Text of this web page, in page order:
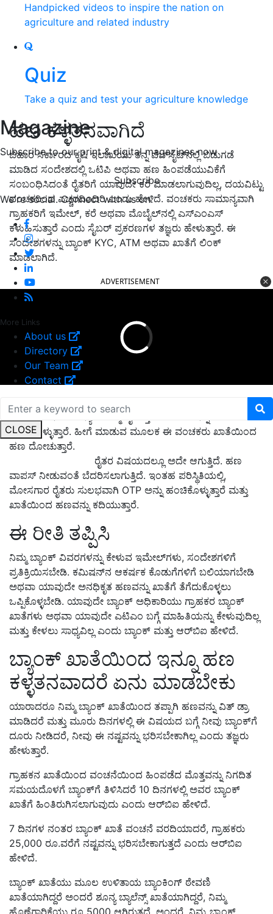
Handpicked videos to inspire the nation on
agriculture and related industry
Quiz
Take a quiz and test your agriculture knowledge
Magazine
Subscribe to our print & digital magazines now
Subscribe
We're social. Connect with us on:
More Links
About us
Directory
Our Team
Contact
CLOSE
ಹಣ ಕಳ್ಳತನವಾಗಿದೆ
ಬಿಹಾರ ಸರ್ಕಾರದ ಕೃಷಿ ಇಲಾಖೆಯು ತನ್ನ ವೆಬ್‌ಸೈಟ್‌ನಲ್ಲಿ ಬಿಡುಗಡೆ
ಮಾಡಿದ ಸಂದೇಶದಲ್ಲಿ ಒಟಿಪಿ ಅಥವಾ ಹಣ ಹಿಂಪಡೆಯುವಿಕೆಗೆ
ಸಂಬಂಧಿಸಿದಂತೆ ರೈತರಿಗೆ ಯಾವುದೇ ಕರೆ ಮಾಡಲಾಗುವುದಿಲ್ಲ, ದಯವಿಟ್ಟು
ವಂಚಕರಿಂದ ಎಚ್ಚರದಿಂದಿರಿ ಎಂದು ಹೇಳಿದೆ. ವಂಚಕರು ಸಾಮಾನ್ಯವಾಗಿ
ಗ್ರಾಹಕರಿಗೆ ಇಮೇಲ್, ಕರೆ ಅಥವಾ ಮೊಬೈಲ್‌ನಲ್ಲಿ ಎಸ್‌ಎಂಎಸ್
ಕಳುಹಿಸುತ್ತಾರೆ ಎಂದು ಸೈಬರ್ ಪ್ರಕರಣಗಳ ತಜ್ಞರು ಹೇಳುತ್ತಾರೆ. ಈ
ಸಂದೇಶಗಳನ್ನು ಬ್ಯಾಂಕ್ KYC, ATM ಅಥವಾ ಖಾತೆಗೆ ಲಿಂಕ್
ಮಾಡಲಾಗಿದೆ.
ADVERTISEMENT
ಈ ಸಂದೇಶಗಳನ್ನು ಸಾಮಾನ್ಯವಾಗಿ ಆಮಿಷ ಅಥವಾ ಬೆದರಿಸಲಾಗುತ್ತದೆ.
ಇದರಿಂದ ಜನಸಾಮಾನ್ಯರು ತಮ್ಮ ವೈಯಕ್ತಿಕ ಮಾಹಿತಿಯನ್ನು ಅವರೊಂದಿಗೆ
ಹಂಚಿಕೊಳ್ಳುತ್ತಾರೆ. ಹೀಗೆ ಮಾಡುವ ಮೂಲಕ ಈ ವಂಚಕರು ಖಾತೆಯಿಂದ
ಹಣ ದೋಚುತ್ತಾರೆ.
ರೈತರ ವಿಷಯದಲ್ಲೂ ಅದೇ ಆಗುತ್ತಿದೆ. ಹಣ
ವಾಪಸ್ ನೀಡುವಂತೆ ಬೆದರಿಸಲಾಗುತ್ತಿದೆ. ಇಂತಹ ಪರಿಸ್ಥಿತಿಯಲ್ಲಿ,
ಮೋಸಗಾರ ರೈತರು ಸುಲಭವಾಗಿ OTP ಅನ್ನು ಹಂಚಿಕೊಳ್ಳುತ್ತಾರೆ ಮತ್ತು
ಖಾತೆಯಿಂದ ಹಣವನ್ನು ಕದಿಯುತ್ತಾರೆ.
ಈ ರೀತಿ ತಪ್ಪಿಸಿ
ನಿಮ್ಮ ಬ್ಯಾಂಕ್ ವಿವರಗಳನ್ನು ಕೇಳುವ ಇಮೇಲ್‌ಗಳು, ಸಂದೇಶಗಳಿಗೆ
ಪ್ರತಿಕ್ರಿಯಿಸಬೇಡಿ. ಕಮಿಷನ್‌ನ ಆಕರ್ಷಕ ಕೊಡುಗೆಗಳಿಗೆ ಬಲಿಯಾಗಬೇಡಿ
ಅಥವಾ ಯಾವುದೇ ಅನಧಿಕೃತ ಹಣವನ್ನು ಖಾತೆಗೆ ತೆಗೆದುಕೊಳ್ಳಲು
ಒಪ್ಪಿಕೊಳ್ಳಬೇಡಿ. ಯಾವುದೇ ಬ್ಯಾಂಕ್ ಅಧಿಕಾರಿಯು ಗ್ರಾಹಕರ ಬ್ಯಾಂಕ್
ಖಾತೆಗಳು ಅಥವಾ ಯಾವುದೇ ಎಟಿಎಂ ಬಗ್ಗೆ ಮಾಹಿತಿಯನ್ನು ಕೇಳುವುದಿಲ್ಲ
ಮತ್ತು ಕೇಳಲು ಸಾಧ್ಯವಿಲ್ಲ ಎಂದು ಬ್ಯಾಂಕ್ ಮತ್ತು ಆರ್‌ಬಿಐ ಹೇಳಿದೆ.
ಬ್ಯಾಂಕ್ ಖಾತೆಯಿಂದ ಇನ್ನೂ ಹಣ
ಕಳ್ಳತನವಾದರೆ ಏನು ಮಾಡಬೇಕು
ಯಾರಾದರೂ ನಿಮ್ಮ ಬ್ಯಾಂಕ್ ಖಾತೆಯಿಂದ ತಪ್ಪಾಗಿ ಹಣವನ್ನು ವಿತ್ ಡ್ರಾ
ಮಾಡಿದರೆ ಮತ್ತು ಮೂರು ದಿನಗಳಲ್ಲಿ ಈ ವಿಷಯದ ಬಗ್ಗೆ ನೀವು ಬ್ಯಾಂಕ್‌ಗೆ
ದೂರು ನೀಡಿದರೆ, ನೀವು ಈ ನಷ್ಟವನ್ನು ಭರಿಸಬೇಕಾಗಿಲ್ಲ ಎಂದು ತಜ್ಞರು
ಹೇಳುತ್ತಾರೆ.
ಗ್ರಾಹಕನ ಖಾತೆಯಿಂದ ವಂಚನೆಯಿಂದ ಹಿಂಪಡೆದ ಮೊತ್ತವನ್ನು ನಿಗದಿತ
ಸಮಯದೊಳಗೆ ಬ್ಯಾಂಕ್‌ಗೆ ತಿಳಿಸಿದರೆ 10 ದಿನಗಳಲ್ಲಿ ಅವರ ಬ್ಯಾಂಕ್
ಖಾತೆಗೆ ಹಿಂತಿರುಗಿಸಲಾಗುವುದು ಎಂದು ಆರ್‌ಬಿಐ ಹೇಳಿದೆ.
7 ದಿನಗಳ ನಂತರ ಬ್ಯಾಂಕ್ ಖಾತೆ ವಂಚನೆ ವರದಿಯಾದರೆ, ಗ್ರಾಹಕರು
25,000 ರೂ.ವರೆಗೆ ನಷ್ಟವನ್ನು ಭರಿಸಬೇಕಾಗುತ್ತದೆ ಎಂದು ಆರ್‌ಬಿಐ
ಹೇಳಿದೆ.
ಬ್ಯಾಂಕ್ ಖಾತೆಯು ಮೂಲ ಉಳಿತಾಯ ಬ್ಯಾಂಕಿಂಗ್ ಠೇವಣಿ
ಖಾತೆಯಾಗಿದ್ದರೆ ಅಂದರೆ ಶೂನ್ಯ ಬ್ಯಾಲೆನ್ಸ್ ಖಾತೆಯಾಗಿದ್ದರೆ, ನಿಮ್ಮ